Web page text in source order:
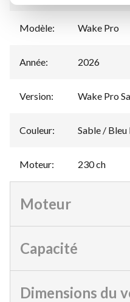
Modèle: Wake Pro
Année: 2026
Version: Wake Pro
Couleur: Sable /
Moteur: 230 ch
Moteur
Capacité
Dimensions du